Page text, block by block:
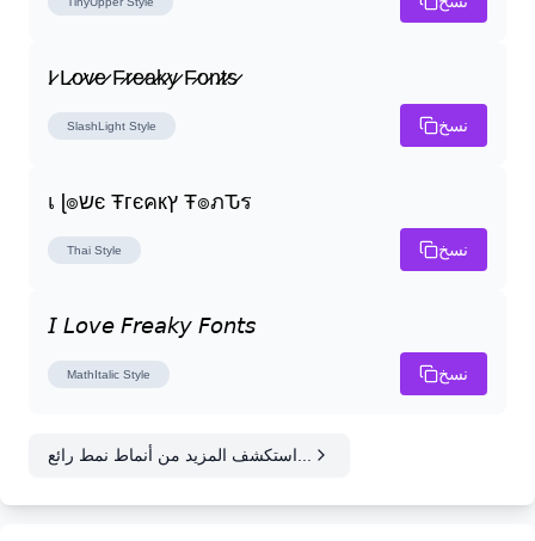
I̷ L̷o̷v̷e̷ F̷r̷e̷a̷k̷y̷ F̷o̷n̷t̷s̷
SlashLight Style نسخ
เ ɭ๏שє Ŧгєคкץ Ŧ๏ภԎร
Thai Style نسخ
𝘐 𝘓𝘰𝘷𝘦 𝘍𝘳𝘦𝘢𝘬𝘺 𝘍𝘰𝘯𝘵𝘴
MathItalic Style نسخ